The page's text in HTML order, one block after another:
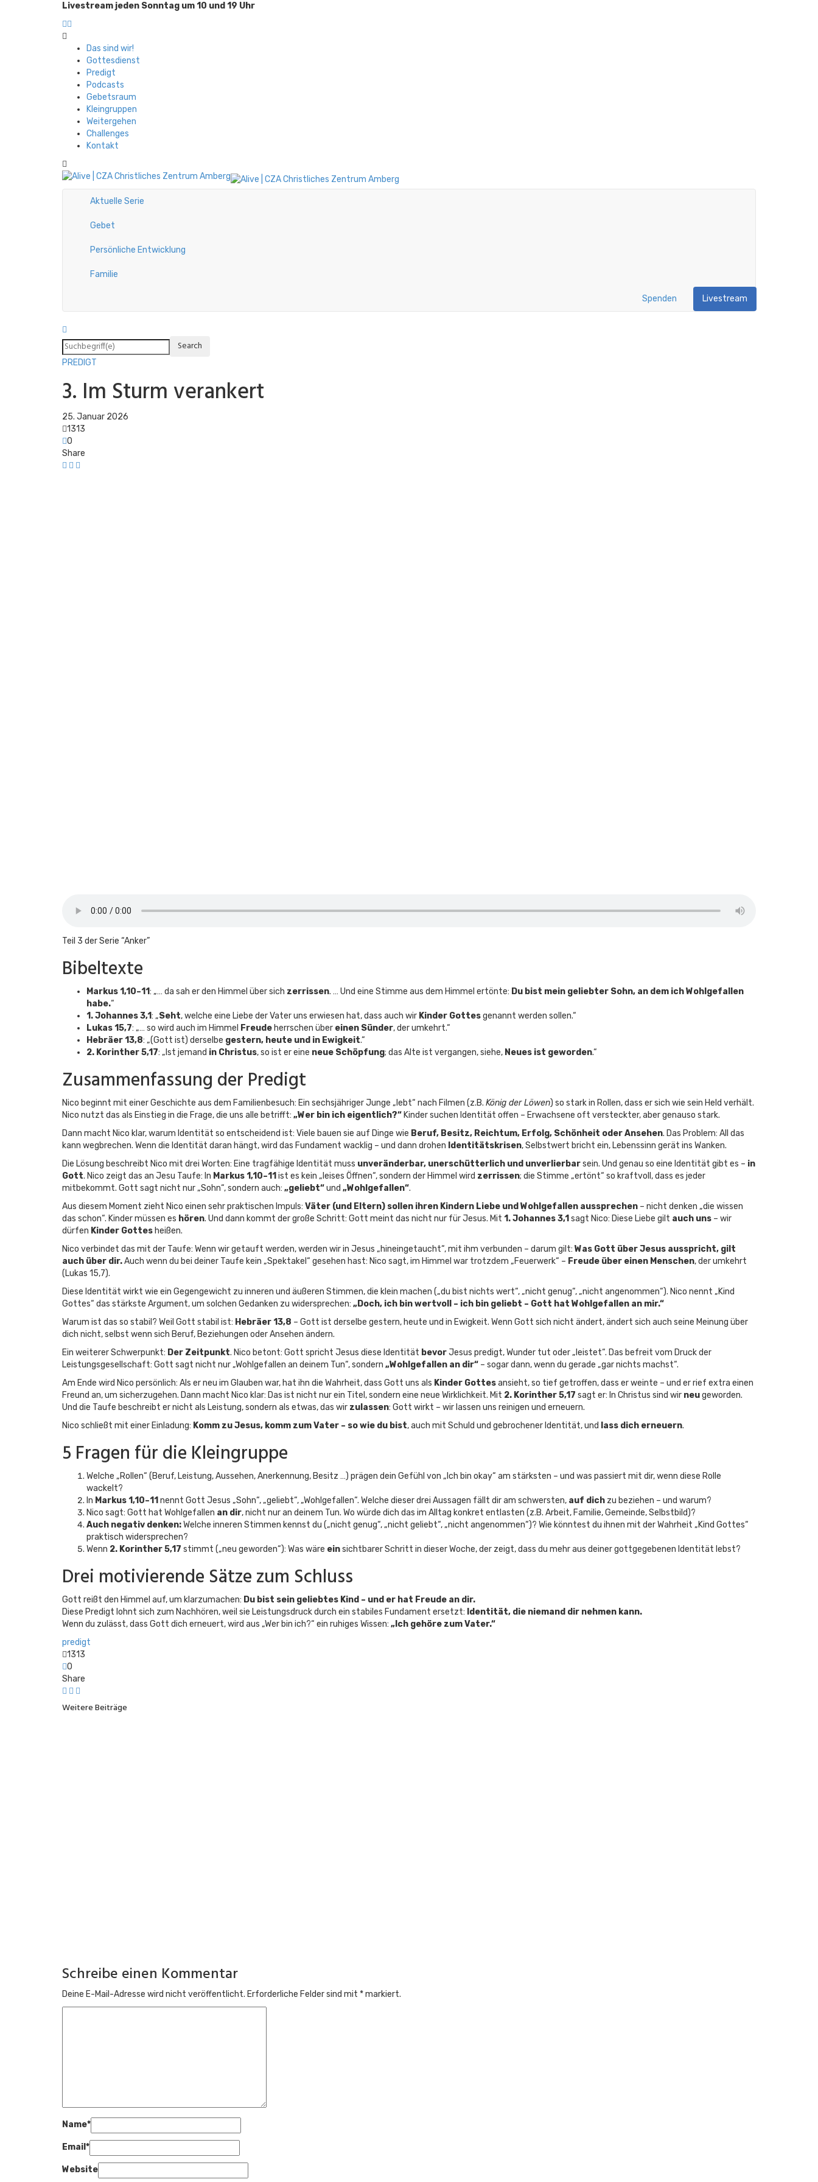
Livestream jeden Sonntag um 10 und 19 Uhr
Das sind wir!
Gottesdienst
Predigt
Podcasts
Gebetsraum
Kleingruppen
Weitergehen
Challenges
Kontakt
Aktuelle Serie
Gebet
Persönliche Entwicklung
Familie
Livestream
Spenden
PREDIGT
3. Im Sturm verankert
25. Januar 2026
1313
0
Share
Teil 3 der Serie “Anker”
Bibeltexte
Markus 1,10–11: „… da sah er den Himmel über sich zerrissen. … Und eine Stimme aus dem Himmel ertönte: Du bist mein geliebter Sohn, an dem ich Wohlgefallen
habe.“
1. Johannes 3,1: „Seht, welche eine Liebe der Vater uns erwiesen hat, dass auch wir Kinder Gottesgenannt werden sollen.“
Lukas 15,7: „… so wird auch im Himmel Freude herrschen über einen Sünder, der umkehrt.“
Hebräer 13,8: „(Gott ist) derselbe gestern, heute und in Ewigkeit.“
2. Korinther 5,17: „Ist jemand in Christus, so ist er eine neue Schöpfung; das Alte ist vergangen, siehe, Neues ist geworden.“
Zusammenfassung der Predigt
Nico beginnt mit einer Geschichte aus dem Familienbesuch: Ein sechsjähriger Junge „lebt“ nach Filmen (z.B. König der Löwen) so stark in Rollen, dass er sich wie sein Held verhält.
Nico nutzt das als Einstieg in die Frage, die uns alle betrifft: „Wer bin ich eigentlich?“ Kinder suchen Identität offen – Erwachsene oft versteckter, aber genauso stark.
Dann macht Nico klar, warum Identität so entscheidend ist: Viele bauen sie auf Dinge wie Beruf, Besitz, Reichtum, Erfolg, Schönheit oder Ansehen. Das Problem: All das
kann wegbrechen. Wenn die Identität daran hängt, wird das Fundament wacklig – und dann drohen Identitätskrisen, Selbstwert bricht ein, Lebenssinn gerät ins Wanken.
Die Lösung beschreibt Nico mit drei Worten: Eine tragfähige Identität muss unveränderbar, unerschütterlich und unverlierbarsein. Und genau so eine Identität gibt es – in
Gott. Nico zeigt das an Jesu Taufe: In Markus 1,10–11 ist es kein „leises Öffnen“, sondern der Himmel wird zerrissen; die Stimme „ertönt“ so kraftvoll, dass es jeder
mitbekommt. Gott sagt nicht nur „Sohn“, sondern auch: „geliebt“und „Wohlgefallen“.
Aus diesem Moment zieht Nico einen sehr praktischen Impuls: Väter (und Eltern) sollen ihren Kindern Liebe und Wohlgefallen aussprechen – nicht denken „die wissen
das schon“. Kinder müssen es hören. Und dann kommt der große Schritt: Gott meint das nicht nur für Jesus. Mit 1. Johannes 3,1 sagt Nico: Diese Liebe gilt auch uns – wir
dürfen Kinder Gottes heißen.
Nico verbindet das mit der Taufe: Wenn wir getauft werden, werden wir in Jesus „hineingetaucht“, mit ihm verbunden – darum gilt: Was Gott über Jesus ausspricht, gilt
auch über dir.Auch wenn du bei deiner Taufe kein „Spektakel“ gesehen hast: Nico sagt, im Himmel war trotzdem „Feuerwerk“ – Freude über einen Menschen, der umkehrt
(Lukas 15,7).
Diese Identität wirkt wie ein Gegengewicht zu inneren und äußeren Stimmen, die klein machen („du bist nichts wert“, „nicht genug“, „nicht angenommen“). Nico nennt „Kind
Gottes“ das stärkste Argument, um solchen Gedanken zu widersprechen: „Doch, ich bin wertvoll – ich bin geliebt – Gott hat Wohlgefallen an mir.“
Warum ist das so stabil? Weil Gott stabil ist: Hebräer 13,8 – Gott ist derselbe gestern, heute und in Ewigkeit. Wenn Gott sich nicht ändert, ändert sich auch seine Meinung über
dich nicht, selbst wenn sich Beruf, Beziehungen oder Ansehen ändern.
Ein weiterer Schwerpunkt: Der Zeitpunkt. Nico betont: Gott spricht Jesus diese Identität bevorJesus predigt, Wunder tut oder „leistet“. Das befreit vom Druck der
Leistungsgesellschaft: Gott sagt nicht nur „Wohlgefallen an deinem Tun“, sondern „Wohlgefallen an dir“ – sogar dann, wenn du gerade „gar nichts machst“.
Am Ende wird Nico persönlich: Als er neu im Glauben war, hat ihn die Wahrheit, dass Gott uns als Kinder Gottesansieht, so tief getroffen, dass er weinte – und er rief extra einen
Freund an, um sicherzugehen. Dann macht Nico klar: Das ist nicht nur ein Titel, sondern eine neue Wirklichkeit. Mit 2. Korinther 5,17 sagt er: In Christus sind wir neugeworden.
Und die Taufe beschreibt er nicht als Leistung, sondern als etwas, das wir zulassen: Gott wirkt – wir lassen uns reinigen und erneuern.
Nico schließt mit einer Einladung: Komm zu Jesus, komm zum Vater – so wie du bist, auch mit Schuld und gebrochener Identität, und lass dich erneuern.
5 Fragen für die Kleingruppe
Welche „Rollen“ (Beruf, Leistung, Aussehen, Anerkennung, Besitz …) prägen dein Gefühl von „Ich bin okay“ am stärksten – und was passiert mit dir, wenn diese Rolle
wackelt?
In Markus 1,10–11 nennt Gott Jesus „Sohn“, „geliebt“, „Wohlgefallen“. Welche dieser drei Aussagen fällt dir am schwersten, auf dich zu beziehen – und warum?
Nico sagt: Gott hat Wohlgefallen an dir, nicht nur an deinem Tun. Wo würde dich das im Alltag konkret entlasten (z.B. Arbeit, Familie, Gemeinde, Selbstbild)?
Auch negativ denken:Welche inneren Stimmen kennst du („nicht genug“, „nicht geliebt“, „nicht angenommen“)? Wie könntest du ihnen mit der Wahrheit „Kind Gottes“
praktisch widersprechen?
Wenn 2. Korinther 5,17 stimmt („neu geworden“): Was wäre einsichtbarer Schritt in dieser Woche, der zeigt, dass du mehr aus deiner gottgegebenen Identität lebst?
Drei motivierende Sätze zum Schluss
Gott reißt den Himmel auf, um klarzumachen: Du bist sein geliebtes Kind – und er hat Freude an dir.
Diese Predigt lohnt sich zum Nachhören, weil sie Leistungsdruck durch ein stabiles Fundament ersetzt: Identität, die niemand dir nehmen kann.
Wenn du zulässt, dass Gott dich erneuert, wird aus „Wer bin ich?“ ein ruhiges Wissen: „Ich gehöre zum Vater.“
predigt
1313
0
Share
Weitere Beiträge
Bleib am Ball!
Abonnieren
Schreibe einen Kommentar
Deine E-Mail-Adresse wird nicht veröffentlicht. Erforderliche Felder sind mit *markiert.
Name*
Email *
Website